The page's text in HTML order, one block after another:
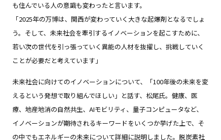
も住んでいる人の意識も変わったと言います。
「2025年の万博は、関西が変わっていく大きな起爆剤となるでしょ
う。そして、未来社会を牽引するイノベーションを起こすために、
若い次の世代を引っ張っていく異能の人材を抜擢し、挑戦していく
ことが必要だと考えています」
未来社会に向けてのイノベーションについて、「100年後の未来を変
えるという発想で取り組んでほしい」と話す、松尾氏。健康、医
療、地産地消の自然共生、AIモビリティ、量子コンピュータなど、
イノベーションが期待されるキーワードをいくつか挙げた上で、そ
の中でもエネルギーの未来について詳細に説明しました。脱炭素社